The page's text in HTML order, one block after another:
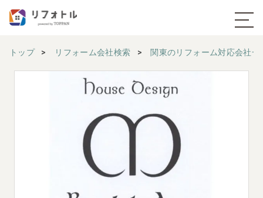
トップ リフォーム会社検索 関東のリフォーム対応会社一